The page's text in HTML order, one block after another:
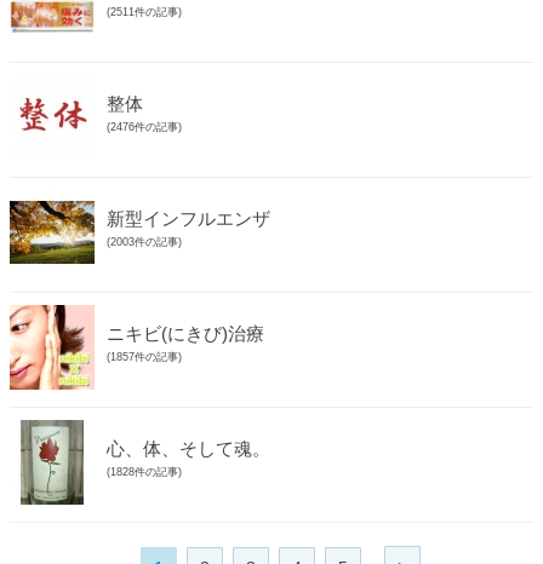
(2511件の記事)
整体
(2476件の記事)
新型インフルエンザ
(2003件の記事)
ニキビ(にきび)治療
(1857件の記事)
心、体、そして魂。
(1828件の記事)